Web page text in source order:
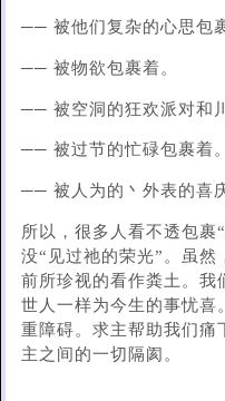
── 被他们复杂的心思包
── 被物欲包裹着。
── 被空洞的狂欢派对和
── 被过节的忙碌包裹着。
── 被人为的丶外表的喜
所以，很多人看不透包裹
没“见过祂的荣光”。虽然
前所珍视的看作粪土。我
世人一样为今生的事忧喜
重障碍。求主帮助我们痛
主之间的一切隔阂。